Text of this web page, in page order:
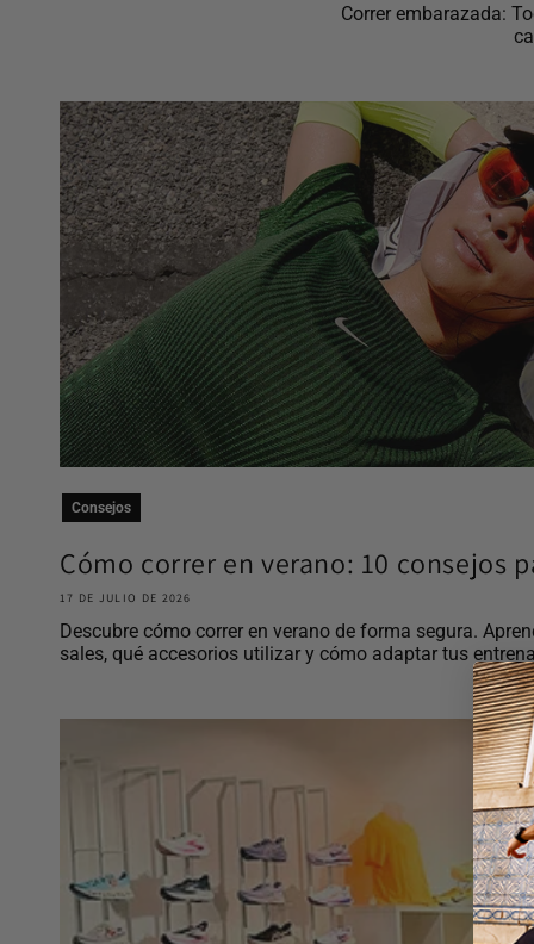
Correr embarazada:
Consejos
Cómo correr en verano: 10 consejos
17 DE JULIO DE 2026
Descubre cómo correr en verano de forma segura.
sales, qué accesorios utilizar y cómo adaptar tus